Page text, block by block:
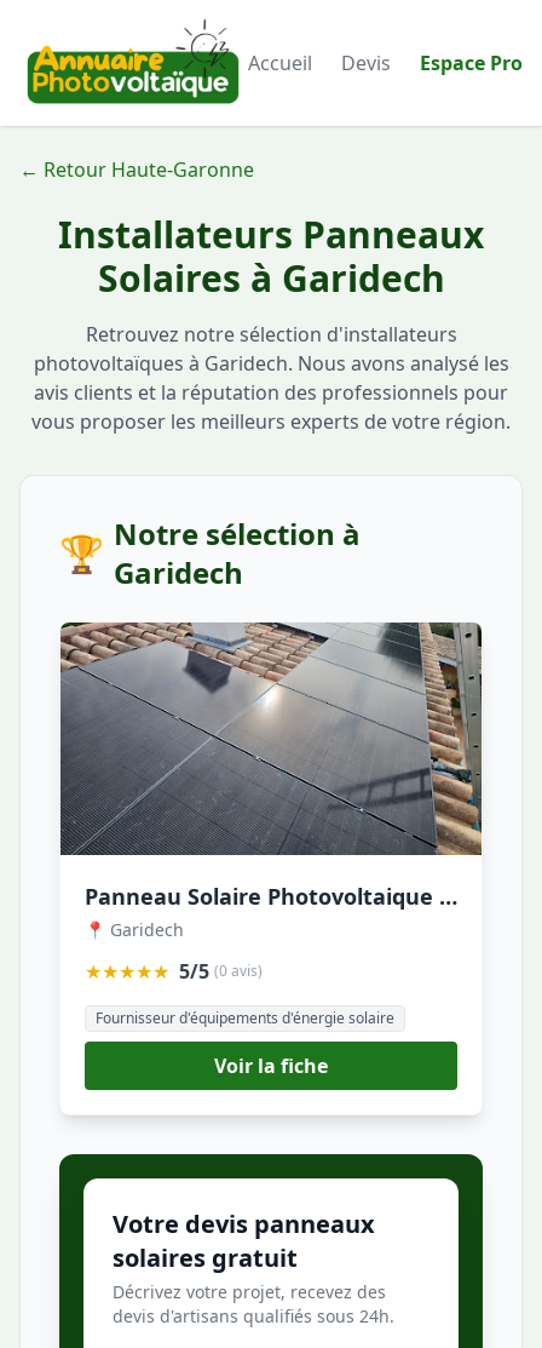
Accueil Devis Espace Pro
← Retour Haute-Garonne
Installateurs Panneaux
Solaires à Garidech
Retrouvez notre sélection d'installateurs
photovoltaïques à Garidech. Nous avons analysé les
avis clients et la réputation des professionnels pour
vous proposer les meilleurs experts de votre région.
🏆 Notre sélection à
Garidech
Panneau Solaire Photovoltaique Energies Vertes Occitanie
📍 Garidech
★★★★★ 5/5 (0 avis)
Fournisseur d'équipements d'énergie solaire
Voir la fiche
Votre devis panneaux
solaires gratuit
Décrivez votre projet, recevez des
devis d'artisans qualifiés sous 24h.